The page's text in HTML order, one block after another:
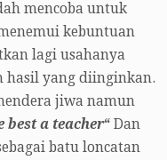
mencoba untuk
kebuntuan
lagi usahanya
hasil yang diinginkan.
jiwa namun
best a teacher“ Dan
batu loncatan